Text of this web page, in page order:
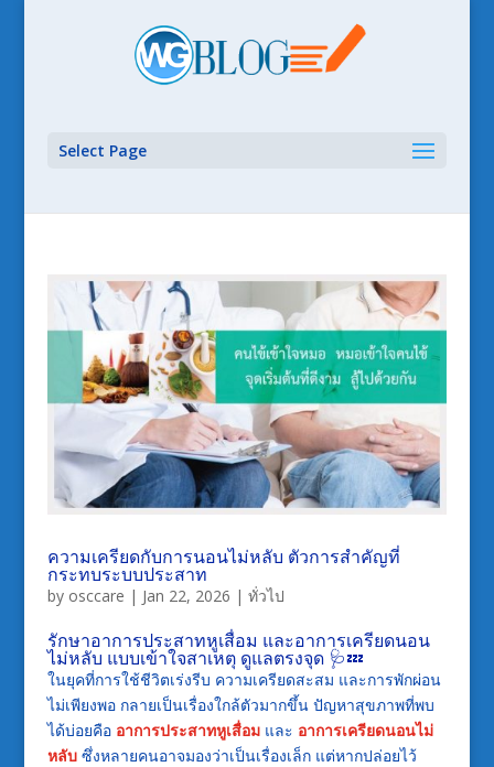
Select Page
ความเครียดกับการนอนไม่หลับ ตัวการสำคัญที่
กระทบระบบประสาท
by osccare | Jan 22, 2026 | ทั่วไป
รักษาอาการประสาทหูเสื่อม และอาการเครียดนอน
ไม่หลับ แบบเข้าใจสาเหตุ ดูแลตรงจุด 🩺💤
ในยุคที่การใช้ชีวิตเร่งรีบ ความเครียดสะสม และการพักผ่อน
ไม่เพียงพอ กลายเป็นเรื่องใกล้ตัวมากขึ้น ปัญหาสุขภาพที่พบ
ได้บ่อยคือ อาการประสาทหูเสื่อมและ อาการเครียดนอนไม่
หลับซึ่งหลายคนอาจมองว่าเป็นเรื่องเล็ก แต่หากปล่อยไว้